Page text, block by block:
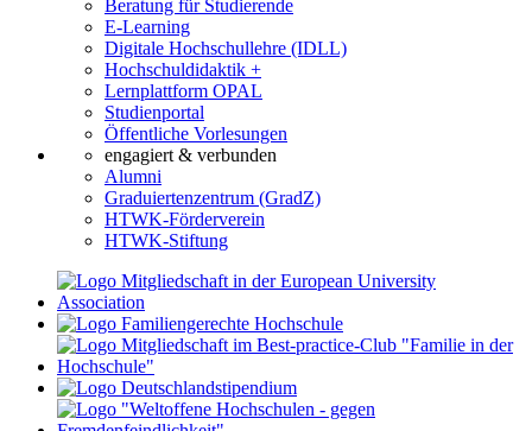
Beratung für Studierende
E-Learning
Digitale Hochschullehre (IDLL)
Hochschuldidaktik +
Lernplattform OPAL
Studienportal
Öffentliche Vorlesungen
engagiert & verbunden
Alumni
Graduiertenzentrum (GradZ)
HTWK-Förderverein
HTWK-Stiftung